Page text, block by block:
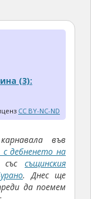
(3):
CC BY-NC-ND
във
с дебненето на
съссъщинския
. Днес ще
да поемем